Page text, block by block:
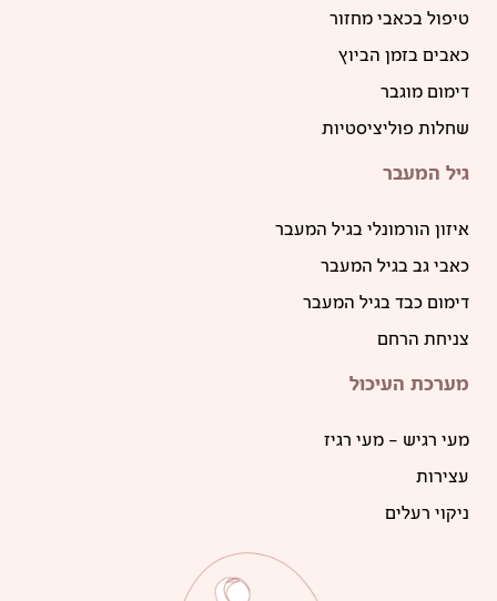
טיפול בכאבי מחזור
כאבים בזמן הביוץ
דימום מוגבר
שחלות פוליציסטיות
גיל המעבר
איזון הורמונלי בגיל המעבר
כאבי גב בגיל המעבר
דימום כבד בגיל המעבר
צניחת הרחם
מערכת העיכול
מעי רגיש – מעי רגיז
עצירות
ניקוי רעלים